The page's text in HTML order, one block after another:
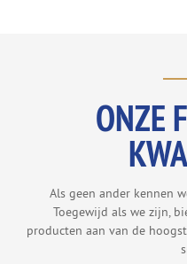
ONZE
Als geen ander kennen
Toegewijd als we zijn,
producten aan van de